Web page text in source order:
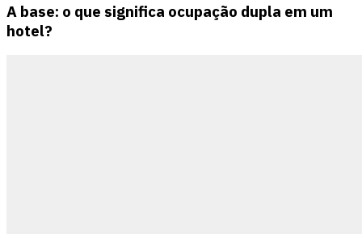
A base: o que significa ocupação dupla em um
hotel?